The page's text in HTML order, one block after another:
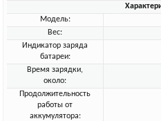
Модель:
Вес:
Индикатор заряда
батареи:
Время зарядки,
около:
Продолжительность
работы от
аккумулятора: